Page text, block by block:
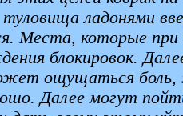
ладонями
Места, которые
блокировок.
ощущаться боль,
Далее могут